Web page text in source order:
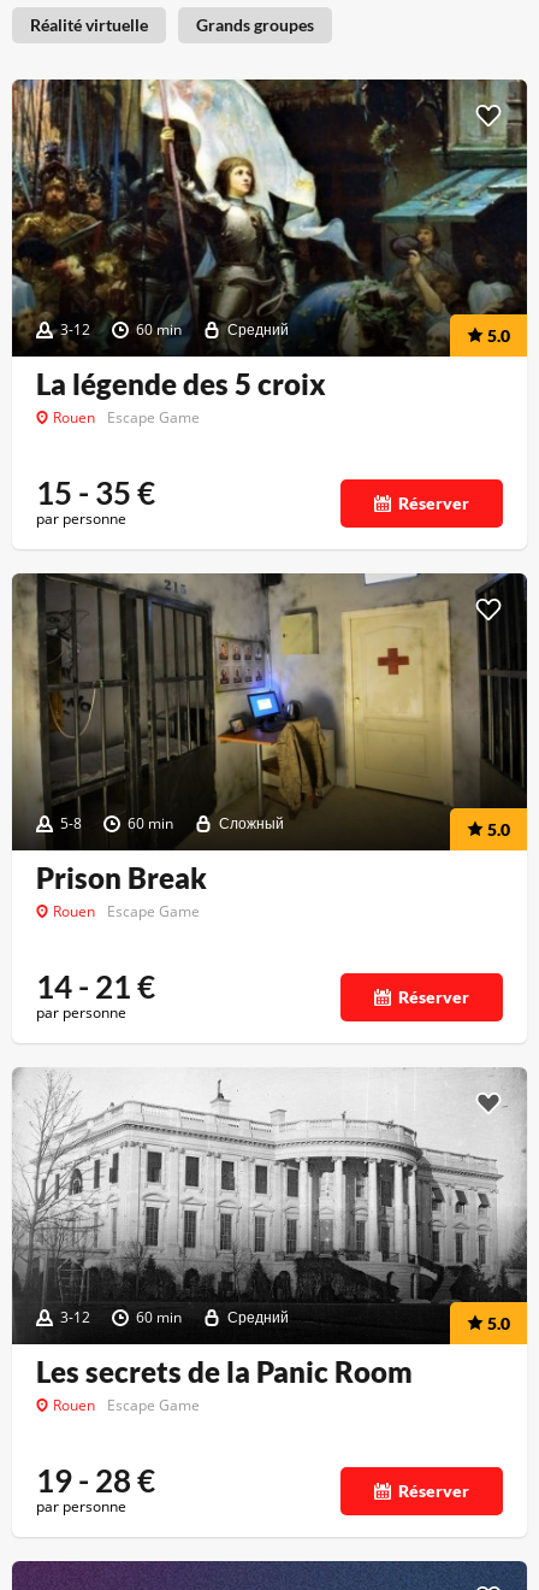
Réalité virtuelle Grands groupes
3-12 60 min Средний 5.0
La légende des 5 croix
Rouen Escape Game
15 - 35€
par personne
Réserver
5-8 60 min Сложный 5.0
Prison Break
Rouen Escape Game
14 - 21€
par personne
Réserver
3-12 60 min Средний 5.0
Les secrets de la Panic Room
Rouen Escape Game
19 - 28€
par personne
Réserver